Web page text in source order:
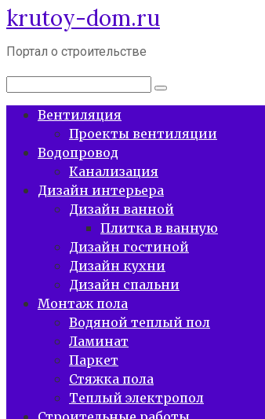
Перейти
к
контенту
krutoy-dom.ru
Портал о строительстве
Поиск:
Вентиляция
Проекты вентиляции
Водопровод
Канализация
Дизайн интерьера
Дизайн ванной
Плитка в ванную
Дизайн гостиной
Дизайн кухни
Дизайн спальни
Монтаж пола
Водяной теплый пол
Ламинат
Паркет
Стяжка пола
Теплый электропол